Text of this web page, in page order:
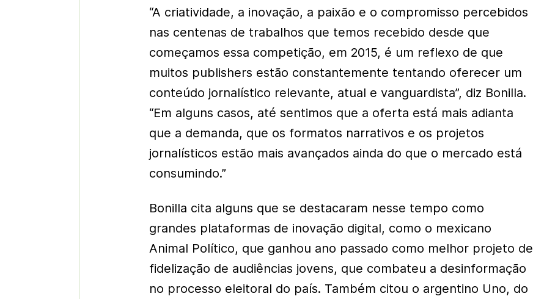
“A criatividade, a inovação, a paixão e o compromisso percebidos
nas centenas de trabalhos que temos recebido desde que
começamos essa competição, em 2015, é um reflexo de que
muitos publishers estão constantemente tentando oferecer um
conteúdo jornalístico relevante, atual e vanguardista”, diz Bonilla.
“Em alguns casos, até sentimos que a oferta está mais adianta
que a demanda, que os formatos narrativos e os projetos
jornalísticos estão mais avançados ainda do que o mercado está
consumindo.”
Bonilla cita alguns que se destacaram nesse tempo como
grandes plataformas de inovação digital, como o mexicano
Animal Político, que ganhou ano passado como melhor projeto de
fidelização de audiências jovens, que combateu a desinformação
no processo eleitoral do país. Também citou o argentino Uno, do